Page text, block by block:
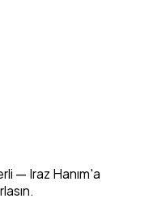
— Iraz Hanım'a